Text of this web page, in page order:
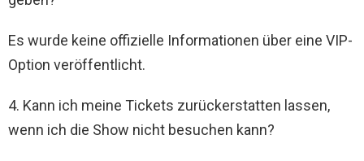
Es wurde keine offizielle Informationen über eine VIP-
Option veröffentlicht.
4. Kann ich meine Tickets zurückerstatten lassen,
wenn ich die Show nicht besuchen kann?